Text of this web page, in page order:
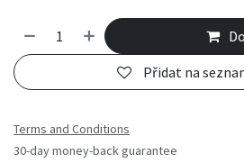
Přidat na
Terms and Conditions
30-day money-back guarantee